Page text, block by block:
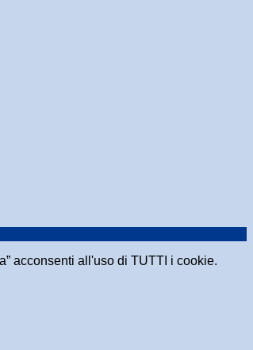
acconsenti all'uso di TUTTI i cookie.